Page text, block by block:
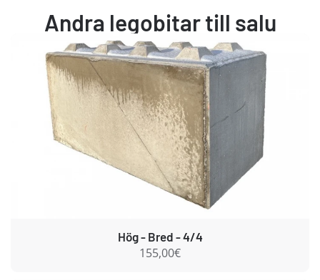
Andra legobitar till salu
Hög - Bred - 4/4
155,00€